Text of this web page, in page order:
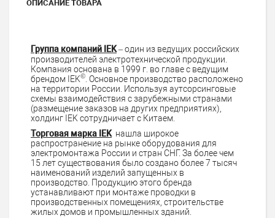
ОПИСАНИЕ ТОВАРА
Группа компаний IEK– один из ведущих российских
производителей электротехнической продукции.
Компания основана в 1999 г. во главе с ведущим
брендом IEK© . Основное производство расположено
на территории России. Используя аутсорсинговые
схемы взаимодействия с зарубежными странами
(размещение заказов на других предприятиях),
холдинг IEK сотрудничает с Китаем.
Торговая марка IEKнашла широкое
распространение на рынке оборудования для
электромонтажа России и стран СНГ. За более чем
15 лет существования было создано более 7 тысяч
наименований изделий запущенных в
производство. Продукцию этого бренда
устанавливают при монтаже проводки в
производственных помещениях, строительстве
жилых домов и промышленных зданий.